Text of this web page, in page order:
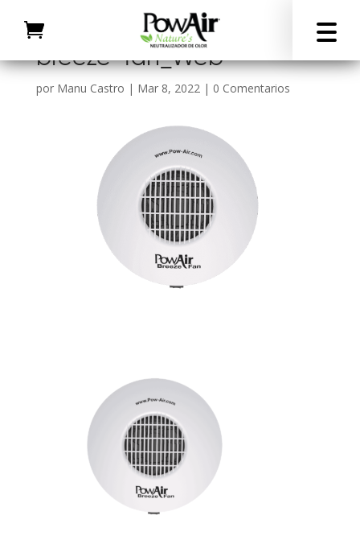
breeze-fan_Web
por Manu Castro | Mar 8, 2022| 0 Comentarios